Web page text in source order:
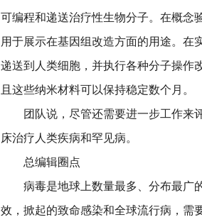
可编程和递送治疗性生物分子。在概念
用于展示在基因组改造方面的用途。在
递送到人类细胞，并执行各种分子操作
且这些纳米材料可以保持稳定数个月。
团队说，尽管还需要进一步工作来
床治疗人类疾病和罕见病。
总编辑圈点
病毒是地球上数量最多、分布最广
效，掀起的致命感染和全球流行病，需